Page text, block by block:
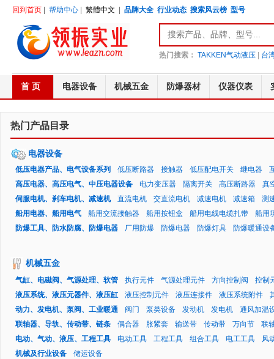
回到首页 帮助中心 繁體中文 品牌大全 行业动态 搜索风云榜 型号
热门搜索： TAKKEN气动液压 台
首 页 电器设备 机械五金 防爆器材 仪器仪表
热门产品目录
电器设备
低压电器产品、电气设备系列 低压断路器 接触器 低压配电开关 继电器
高压电器、高压电气、中压电器设备
电力变压器 隔离开关 高压断路器
真
伺服电机、刹车电机、减速机
直流电机 交直流电机 减速电机 减速箱
测
船用电器、船用电气
船用交流接触器 船用按钮盒 船用电线电缆扎带
船用
防爆工具、防水防腐、防爆电器
厂用防爆 防爆电器 防爆灯具 防爆暖通设
机械五金
气缸、电磁阀、气源处理、软管 执行元件 气源处理元件 方向控制阀
控制
液压系统、液压元器件、液压缸
液压控制元件 液压连接件 液压系统附件
动力、发电机、泵阀、工业暖通
阀门 泵类设备 发动机 发电机
通风加温
联轴器、导轨、传动带、链条
偶合器 胀紧套 输送带 传动带 万向节
联
电动、气动、液压、工程工具
电动工具 工程工具 组合工具 电工工具
风
机械及行业设备
储运设备